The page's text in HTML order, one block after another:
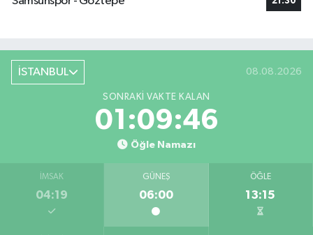
İSTANBUL 08.08.2026
SONRAKI VAKTE KALAN
01:09:45
Öğle Namazı
İMSAK
04:19
GÜNEŞ
06:00
ÖĞLE
13:15